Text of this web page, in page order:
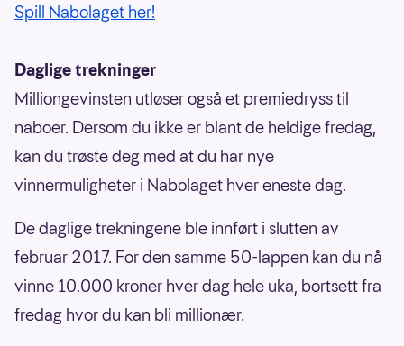
Spill Nabolaget her!
Daglige trekninger
Milliongevinsten utløser også et premiedryss til
naboer. Dersom du ikke er blant de heldige fredag,
kan du trøste deg med at du har nye
vinnermuligheter i Nabolaget hver eneste dag.
De daglige trekningene ble innført i slutten av
februar 2017. For den samme 50-lappen kan du nå
vinne 10.000 kroner hver dag hele uka, bortsett fra
fredag hvor du kan bli millionær.